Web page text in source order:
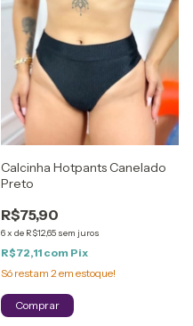
Calcinha Hotpants Canelado
Preto
R$75,90
6x de R$12,65 sem juros
R$72,11 com Pix
Só restam 2em estoque!
Comprar